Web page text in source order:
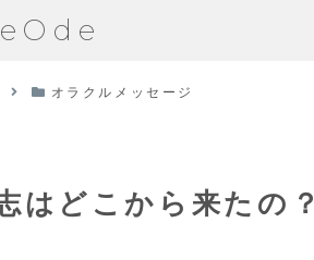
オラクルメッセージ
はどこから来たの